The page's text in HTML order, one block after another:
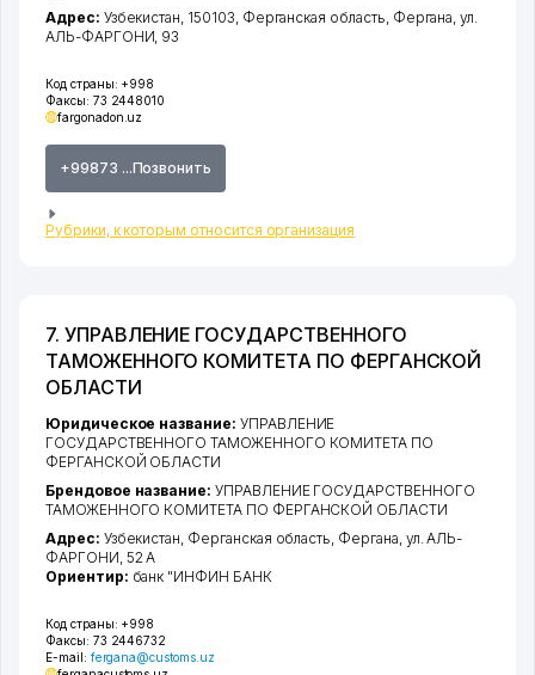
Код страны: +998
Факсы: 73 2448010
fargonadon.uz
+99873 ...Позвонить
Рубрики, к которым относится организация
Адрес: Узбекистан, 150103, Ферганская область, Фергана,ул.
АЛЬ-ФАРГОНИ, 93
7. УПРАВЛЕНИЕ ГОСУДАРСТВЕННОГО
ТАМОЖЕННОГО КОМИТЕТА ПО ФЕРГАНСКОЙ
ОБЛАСТИ
Код страны: +998
Факсы: 73 2446732
E-mail: fergana@customs.uz
Юридическое название: УПРАВЛЕНИЕ
ГОСУДАРСТВЕННОГО ТАМОЖЕННОГО КОМИТЕТА ПО
ФЕРГАНСКОЙ ОБЛАСТИ
Брендовое название: УПРАВЛЕНИЕ ГОСУДАРСТВЕННОГО
ТАМОЖЕННОГО КОМИТЕТА ПО ФЕРГАНСКОЙ ОБЛАСТИ
Адрес: Узбекистан, Ферганская область, Фергана, ул. АЛЬ-
ФАРГОНИ, 52 А
Ориентир: банк "ИНФИН БАНК